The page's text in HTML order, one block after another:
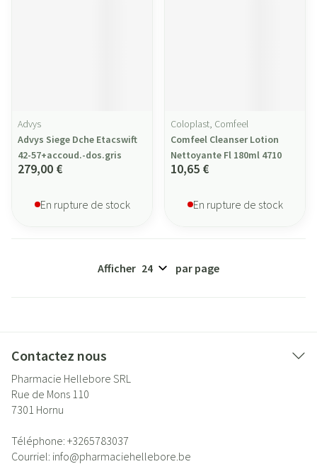
Advys
Advys Siege Dche Etacswift
42-57+accoud.-dos.gris
279,00 €
En rupture de stock
Coloplast, Comfeel
Comfeel Cleanser Lotion
Nettoyante Fl 180ml 4710
10,65 €
En rupture de stock
Afficher par page
Contactez nous
Pharmacie Hellebore SRL
Rue de Mons 110
7301 Hornu
Téléphone: +3265783037
Courriel: info@pharmaciehellebore.be